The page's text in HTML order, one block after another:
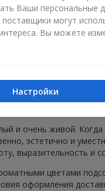
с
и очень живой.
эстетично и
выразительность и
цветами
оформления
Ваши персональные
могут
Вы можете
Настройки